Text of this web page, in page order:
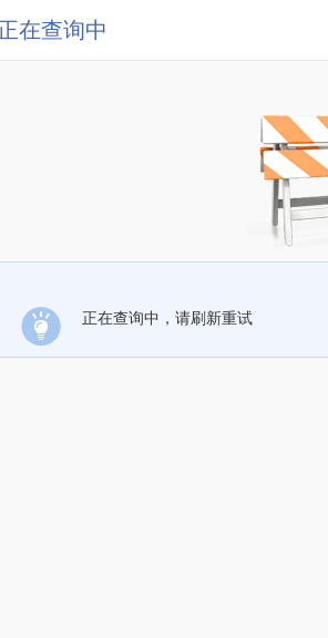
在查询中
正在查询中，请刷新重试